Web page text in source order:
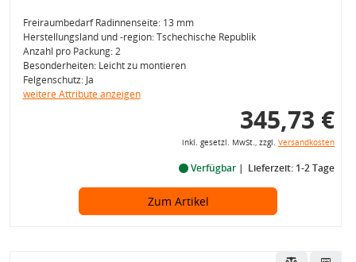
Freiraumbedarf Radinnenseite: 13 mm
Herstellungsland und -region: Tschechische Republik
Anzahl pro Packung: 2
Besonderheiten: Leicht zu montieren
Felgenschutz: Ja
weitere Attribute anzeigen
345,73 €
inkl. gesetzl. MwSt., zzgl. Versandkosten
Verfügbar Lieferzeit: 1-2 Tage
Zum Artikel